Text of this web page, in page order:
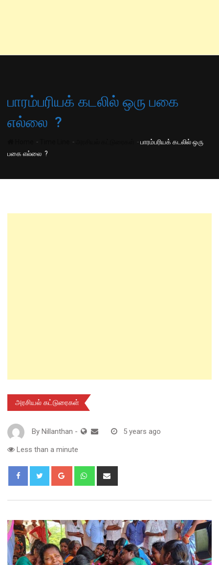
பாரம்பரியக் கடலில் ஒரு பகை
எல்லை ?
- - -பாரம்பரியக் கடலில் ஒரு
பகை எல்லை ?
அரசியல் கட்டுரைகள்
By Nillanthan - 5 years ago
Less than a minute
Google+ Whatsapp